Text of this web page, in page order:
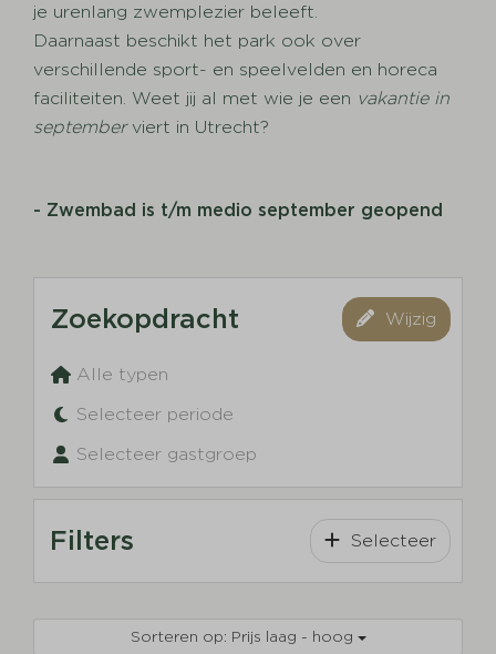
je urenlang zwemplezier beleeft.
Daarnaast beschikt het park ook over
verschillende sport- en speelvelden en horeca
faciliteiten. Weet jij al met wie je een vakantie in
septemberviert in Utrecht?
- Zwembad is t/m medio september geopend
Zoekopdracht Wijzig
Alle typen
Selecteer periode
Selecteer gastgroep
Filters Selecteer
Sorteren op: Prijs laag - hoog